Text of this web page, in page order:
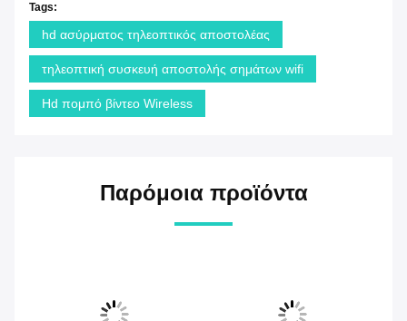
Tags:
hd ασύρματος τηλεοπτικός αποστολέας
τηλεοπτική συσκευή αποστολής σημάτων wifi
Hd πομπό βίντεο Wireless
Παρόμοια προϊόντα